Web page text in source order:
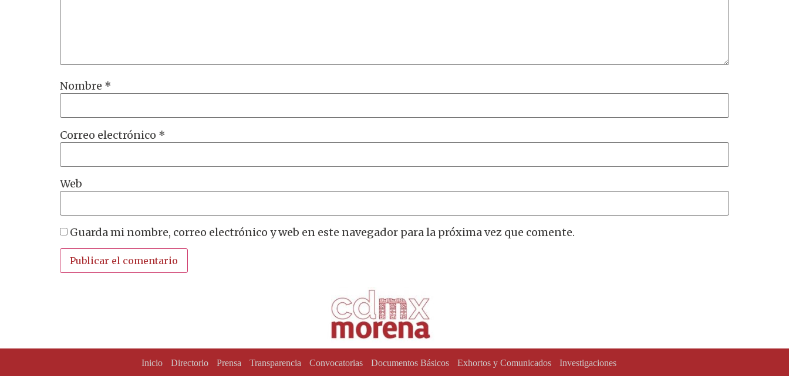
Nombre *
Correo electrónico *
Web
Guarda mi nombre, correo electrónico y web en este navegador para la próxima vez que comente.
Inicio Directorio Prensa Transparencia Convocatorias Documentos Básicos Exhortos y Comunicados Investigaciones